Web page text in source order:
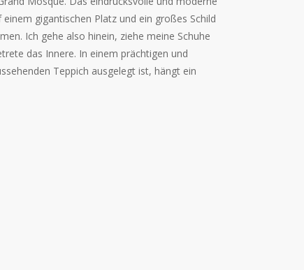
gigantischen Platz und ein großes Schild
Ich gehe also hinein, ziehe meine Schuhe
das Innere. In einem prächtigen und
Teppich ausgelegt ist, hängt ein